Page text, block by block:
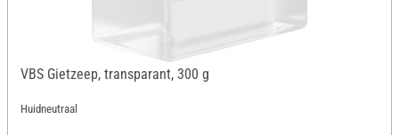
VBS Gietzeep, transparant, 300 g
Huidneutraal